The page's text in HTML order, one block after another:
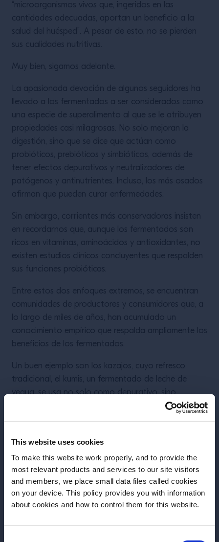
This website uses cookies
To make this website work properly, and to provide the
most relevant products and services to our site visitors
and members, we place small data files called cookies
on your device. This policy provides you with information
about cookies and how to control them for this website.
Antes de iniciar, necesitamos saber tu
“microorganismos vivos que, ingeridos en las
cantidades adecuadas, aportan un beneficio a la
salud del huésped”. A pesar de esto, no se pierden
sus cualidades nutritivas.
Muy bien, sigamos adelante.
La apasionada devoción de algunos seguidores ha
llevado a los fermentados a ser considerados como
una especie de superalimento al que se le atribuyen
propiedades casi milagrosas. No solo mejoran la
digestión, sino que se dice que actúan como
probióticos, prebióticos y simbióticos, además de
tener efectos depurativos y neutralizadores de
patógenos y antinutrientes. Incluso, los más osados
afirman que pueden curar enfermedades.
Sin embargo, corrientes más conservadoras insisten
en recordarnos que, aunque los fermentados son
ricos en vitaminas, aminoácidos y antioxidantes, no
existen estudios clínicos concluyentes que respalden
sus funciones probióticas.
Entre estos dos enfoques extremos, se encuentran
comunidades de productores y consumidores que, a
lo largo de miles de años, han acumulado un
conocimiento empírico que respalda ampliamente los
beneficios de los fermentados.
Un buen ejemplo son los kazajos, cuyo refresco
tradicional, el kumis, un fermentado de leche de
yegua, se usa no solo como depurativo, sino
también para tratar dolencias gastrointestinales.
consumen grandes cantidades de kéfir. La
fermentación de la bacteria del kéfir aumenta el
valor biológico de la leche y favorece la síntesis de
vitaminas del grupo B (como la piridoxina, vitamina
B12, ácido fólico y biotina).
estrella de las barras! Esta mezcla de té negro y